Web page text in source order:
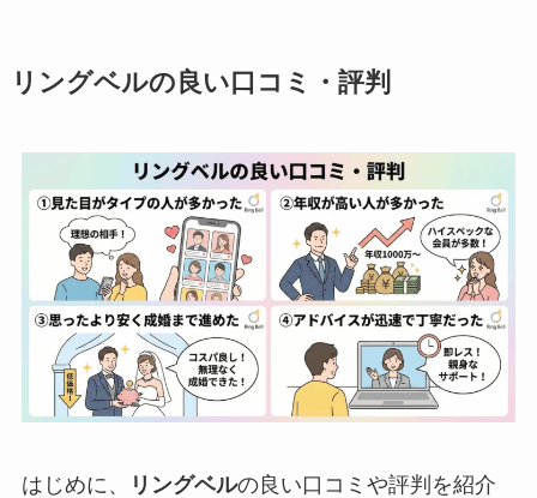
リングベルの良い口コミ・評判
はじめに、 リングベルの良い口コミや評判を紹介